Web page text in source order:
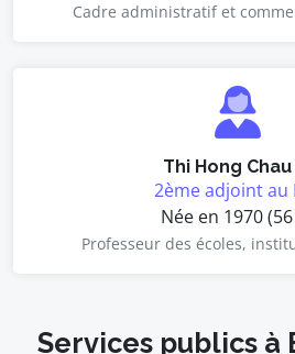
Cadre administratif et
Thi Hong Chau
2ème adjoint au
Née en 1970
Professeur des écoles,
Services publics à